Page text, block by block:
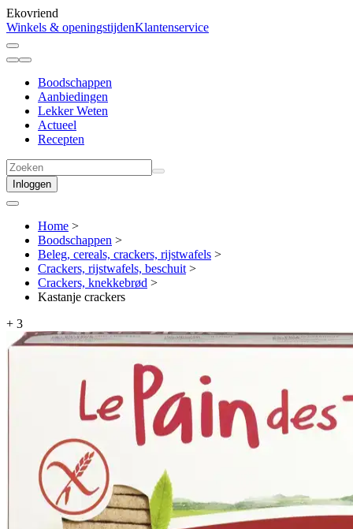
Ekovriend
Winkels & openingstijdenKlantenservice
Boodschappen
Aanbiedingen
Lekker Weten
Actueel
Recepten
Inloggen
Home >
Boodschappen >
Beleg, cereals, crackers, rijstwafels >
Crackers, rijstwafels, beschuit >
Crackers, knekkebrød >
Kastanje crackers
+ 3